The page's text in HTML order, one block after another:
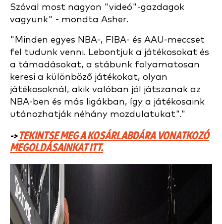
Szóval most nagyon "videó"-gazdagok
vagyunk" - mondta Asher.
"Minden egyes NBA-, FIBA- és AAU-meccset
fel tudunk venni. Lebontjuk a játékosokat és
a támadásokat, a stábunk folyamatosan
keresi a különböző játékokat, olyan
játékosoknál, akik valóban jól játszanak az
NBA-ben és más ligákban, így a játékosaink
utánozhatják néhány mozdulatukat"."
->TEKINTSE MEG A KOSÁRLABDÁRA VONATKOZÓ
MEGOLDÁSAINKAT ITT.